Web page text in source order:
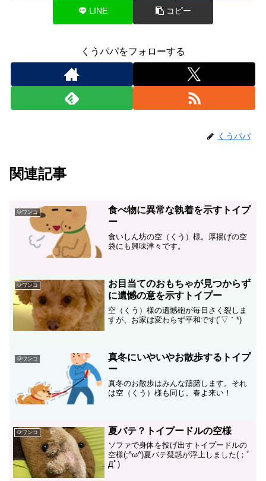
LINE コピー
くうパパをフォローする
くうパパ
関連記事
🐶ワンコ
食べ物に異常な執着を示すトイプ
ー
食いしん坊の空（くう）様。厚揚げの空
袋にも興味津々です。
🐶ワンコ
お目当てのおもちゃが見つからず
に遺憾の意を示すトイプー
空（くう）様の遺憾砲が毎日さく裂しま
すが、お家は変わらず平和です(´▽｀*)
🐶ワンコ
真冬にいやいやお散歩するトイプ
ー
真冬のお散歩はみんな躊躇します。それ
は空（くう）様も同じ。春よ来い！
🐶ワンコ 夏バテ？トイプードルの空様
ソファで身体を投げ出すトイプードルの
空様(;^ω^)夏バテ疑惑が浮上しました(；ﾟ
Дﾟ)